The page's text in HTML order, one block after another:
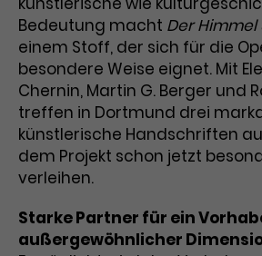
Zweck
pro Minute an
gesendet. Solange
werden bestimmte
unterbunden.
Name IDE
Anbieter Google / DoubleClick
Laufzeit 1 Jahr
Zweck
personalisierter
misst die
Bedeutung macht Der
einem Stoff, der sich für die
besondere Weise eignet. Mit
Chernin, Martin G. Berger und
treffen in Dortmund drei
künstlerische Handschriften
dem Projekt schon jetzt
verleihen.
Starke Partner für ein
außergewöhnlicher